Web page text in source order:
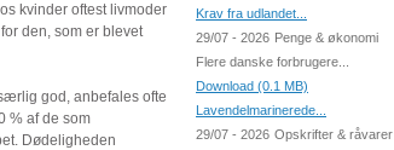
kvinder oftest livmoder
den, som er blevet
god, anbefales ofte
% af de som
Dødeligheden
Krav fra udlandet...
29/07 - 2026 Penge & økonomi
Flere danske forbrugere...
Download (0.1 MB)
Lavendelmarinerede...
29/07 - 2026 Opskrifter & råvarer